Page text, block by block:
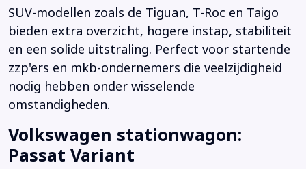
SUV-modellen zoals de Tiguan, T-Roc en Taigo
bieden extra overzicht, hogere instap, stabiliteit
en een solide uitstraling. Perfect voor startende
zzp'ers en mkb-ondernemers die veelzijdigheid
nodig hebben onder wisselende
omstandigheden.
Volkswagen stationwagon:
Passat Variant